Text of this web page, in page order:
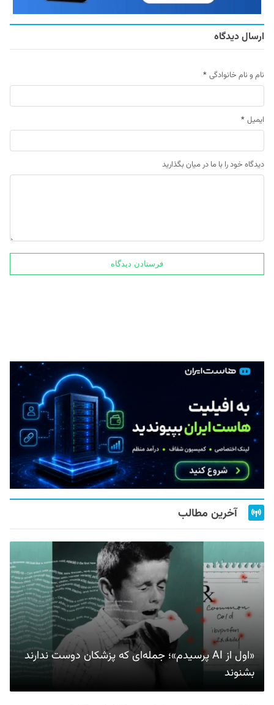
ارسال دیدگاه
نام و نام خانوادگی *
ایمیل *
دیدگاه خود را با ما در میان بگذارید
آخرین مطالب
«اول از AI پرسیدم»؛ جمله‌ای که پزشکان دوست ندارند
بشنوند